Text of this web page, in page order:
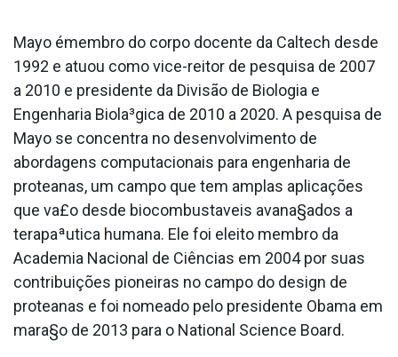
Mayo émembro do corpo docente da Caltech desde
1992 e atuou como vice-reitor de pesquisa de 2007
a 2010 e presidente da Divisão de Biologia e
Engenharia Biola³gica de 2010 a 2020. A pesquisa de
Mayo se concentra no desenvolvimento de
abordagens computacionais para engenharia de
protea­nas, um campo que tem amplas aplicações
que va£o desde biocombusta­veis avana§ados a
terapaªutica humana. Ele foi eleito membro da
Academia Nacional de Ciências em 2004 por suas
contribuições pioneiras no campo do design de
protea­nas e foi nomeado pelo presidente Obama em
mara§o de 2013 para o National Science Board.